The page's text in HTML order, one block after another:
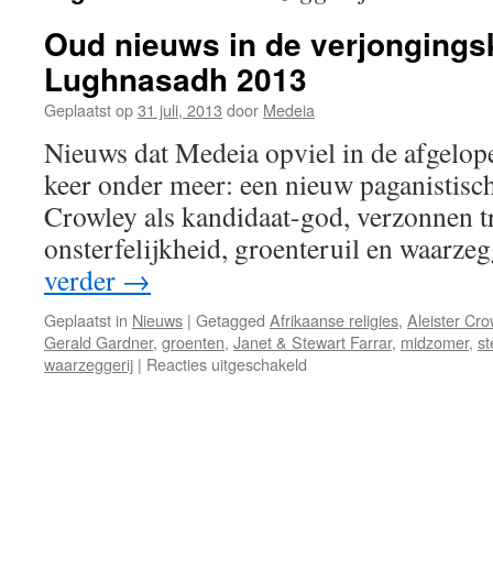
Oud nieuws in de
Lughnasadh 2013
Geplaatst op31 juli, 2013 door Medeia
Nieuws dat Medeia opviel in de
keer onder meer: een nieuw
Crowley als kandidaat-god, verzonnen
onsterfelijkheid, groenteruil en
verder →
Geplaatst in Nieuws | Getagged Afrikaanse religies, Aleister
Gerald Gardner, groenten, Janet & Stewart Farrar, midzomer,
waarzeggerij | Reacties uitgeschakeld